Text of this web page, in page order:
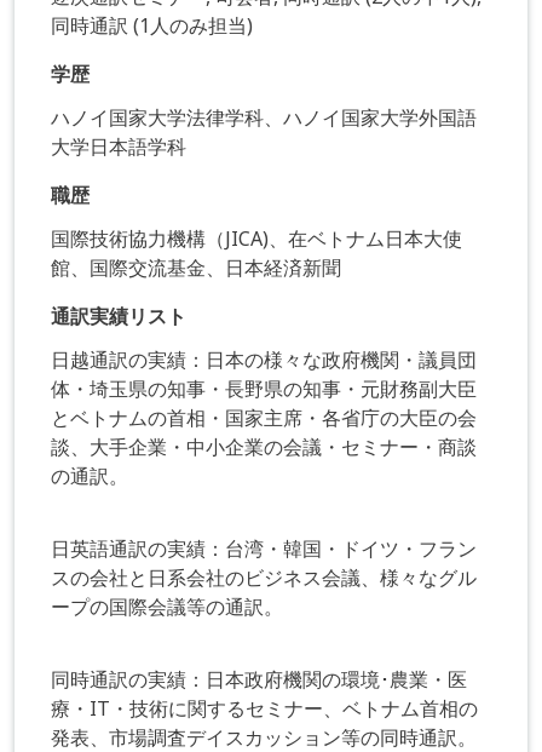
同時通訳 (1人のみ担当)
学歴
ハノイ国家大学法律学科、ハノイ国家大学外国語
大学日本語学科
職歴
国際技術協力機構（JICA)、在ベトナム日本大使
館、国際交流基金、日本経済新聞
通訳実績リスト
日越通訳の実績：日本の様々な政府機関・議員団
体・埼玉県の知事・長野県の知事・元財務副大臣
とベトナムの首相・国家主席・各省庁の大臣の会
談、大手企業・中小企業の会議・セミナー・商談
の通訳。
日英語通訳の実績：台湾・韓国・ドイツ・フラン
スの会社と日系会社のビジネス会議、様々なグル
ープの国際会議等の通訳。
同時通訳の実績：日本政府機関の環境･農業・医
療・IT・技術に関するセミナー、ベトナム首相の
発表、市場調査デイスカッション等の同時通訳。